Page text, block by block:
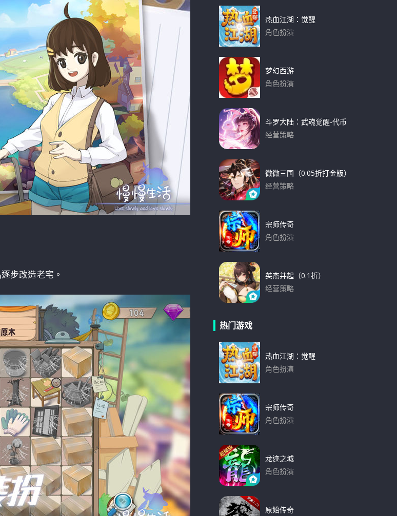
步改造老宅。
热血江湖：觉醒
角色扮演
梦幻西游
角色扮演
斗罗大陆：武魂觉醒-代币
经营策略
微微三国（0.05折打金版）
经营策略
宗师传奇
角色扮演
英杰并起（0.1折）
经营策略
热门游戏
热血江湖：觉醒
角色扮演
宗师传奇
角色扮演
龙迹之城
角色扮演
原始传奇